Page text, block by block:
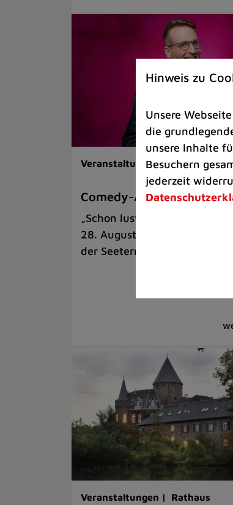
Veranstaltungen | Kunst &
Comedy-Abend mit Benni
„Schon lustig, wenn’s witzig
28. August auf der
der Seeterrasse
Veranstaltungen | Rathaus
Hinweis zu
Unsere
die
unsere Inhalte
Besuchern
jederzeit